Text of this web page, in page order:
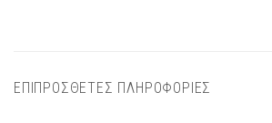
ΕΠΙΠΡΟΣΘΕΤΕΣ ΠΛΗΡΟΦΟΡΙΕΣ